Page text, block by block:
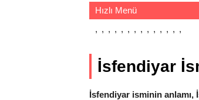
Hızlı Menü
İsfendiyar
İsfendiyar isminin